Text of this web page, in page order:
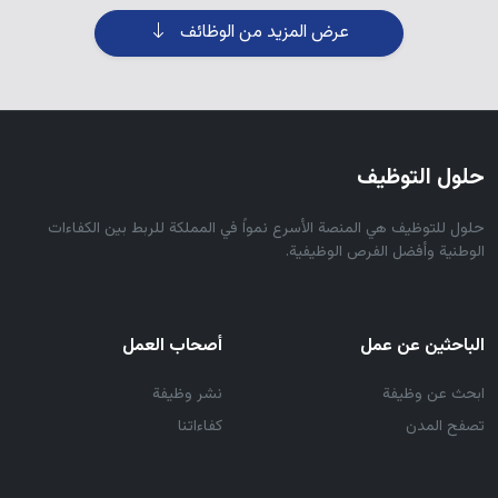
عرض المزيد من الوظائف
حلول التوظيف
حلول للتوظيف هي المنصة الأسرع نمواً في المملكة للربط بين الكفاءات
الوطنية وأفضل الفرص الوظيفية.
الباحثين عن عمل
ابحث عن وظيفة
تصفح المدن
أصحاب العمل
نشر وظيفة
كفاءاتنا